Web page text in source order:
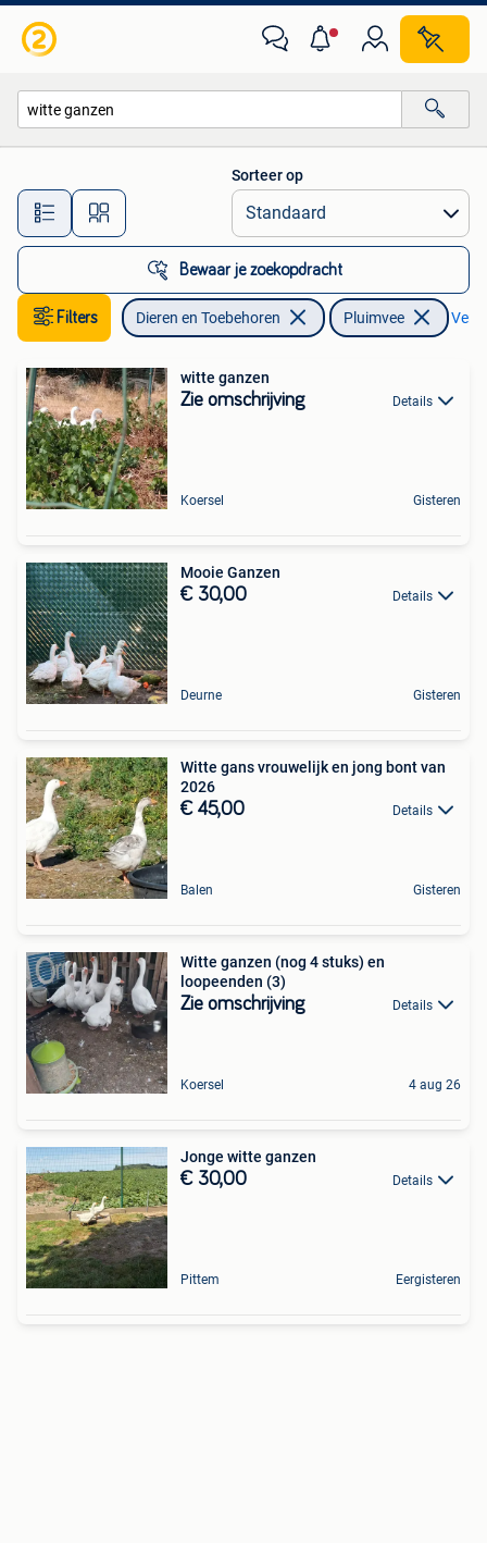
Alle afstanden…
Sorteer op
Bewaar je zoekopdracht
Filters Dieren en Toebehoren Pluimvee
witte ganzen
Zie omschrijving Details
Koersel Gisteren
Mooie Ganzen
€ 30,00 Details
Deurne Gisteren
Witte gans vrouwelijk en jong bont van
2026
€ 45,00 Details
Balen Gisteren
Witte ganzen (nog 4 stuks) en
loopeenden (3)
Zie omschrijving Details
Koersel 4 aug 26
Jonge witte ganzen
€ 30,00 Details
Pittem Eergisteren